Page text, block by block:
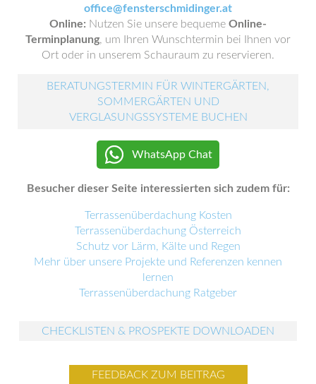
office@fensterschmidinger.at
Online: Nutzen Sie unsere bequeme Online-
Terminplanung, um Ihren Wunschtermin bei Ihnen vor
Ort oder in unserem Schauraum zu reservieren.
BERATUNGSTERMIN FÜR WINTERGÄRTEN,
SOMMERGÄRTEN UND
VERGLASUNGSSYSTEME BUCHEN
WhatsApp Chat
Besucher dieser Seite interessierten sich zudem für:
Terrassenüberdachung Kosten
Terrassenüberdachung Österreich
Schutz vor Lärm, Kälte und Regen
Mehr über unsere Projekte und Referenzen kennen
lernen
Terrassenüberdachung Ratgeber
CHECKLISTEN & PROSPEKTE DOWNLOADEN
FEEDBACK ZUM BEITRAG